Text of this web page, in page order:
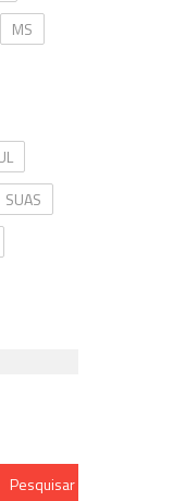
MS
SUAS
Pesquisar